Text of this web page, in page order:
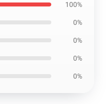
100%
0%
0%
0%
0%